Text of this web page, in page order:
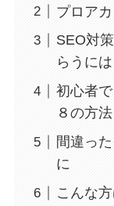
プロア
SEO対
らうには
初心者
８の方法
間違っ
に
こんな